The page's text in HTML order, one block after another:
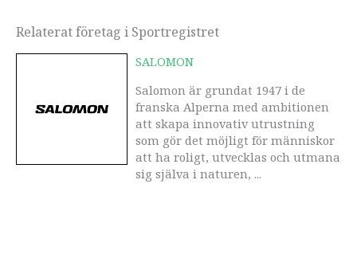
Relaterat företag i Sportregistret
SALOMON
Salomon är grundat 1947 i de
franska Alperna med ambitionen
att skapa innovativ utrustning
som gör det möjligt för människor
att ha roligt, utvecklas och utmana
sig själva i naturen, ...